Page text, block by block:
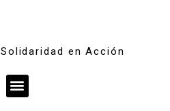
Solidaridad en Acción
Menú